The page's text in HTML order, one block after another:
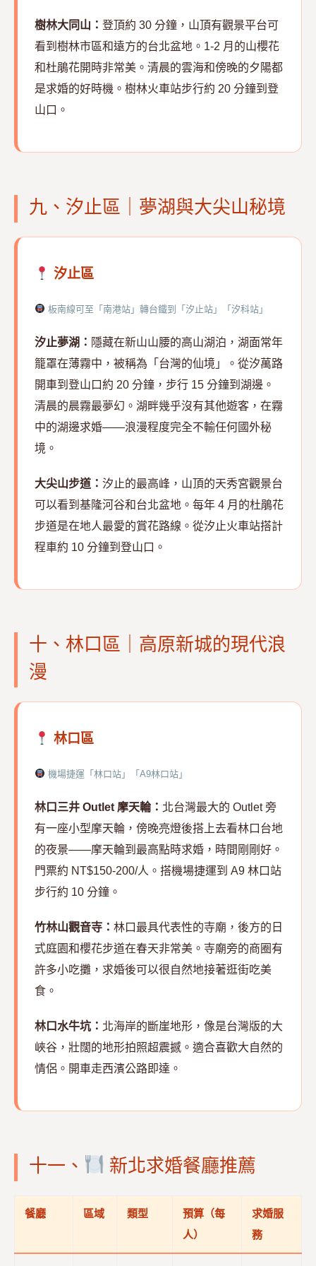
樹林大同山： 登頂約 30 分鐘，山頂有觀景平台可
看到樹林市區和遠方的台北盆地。1-2 月的山櫻花
和杜鵑花開時非常美。清晨的雲海和傍晚的夕陽都
是求婚的好時機。樹林火車站步行約 20 分鐘到登
山口。
九、汐止區｜夢湖與大尖山秘境
汐止區
板南線可至「南港站」轉台鐵到「汐止站」「汐科站」
汐止夢湖： 隱藏在新山山腰的高山湖泊，湖面常年
籠罩在薄霧中，被稱為「台灣的仙境」。從汐萬路
開車到登山口約 20 分鐘，步行 15 分鐘到湖邊。
清晨的晨霧最夢幻。湖畔幾乎沒有其他遊客，在霧
中的湖邊求婚——浪漫程度完全不輸任何國外秘
境。
大尖山步道： 汐止的最高峰，山頂的天秀宮觀景台
可以看到基隆河谷和台北盆地。每年 4 月的杜鵑花
步道是在地人最愛的賞花路線。從汐止火車站搭計
程車約 10 分鐘到登山口。
十、林口區｜高原新城的現代浪
漫
林口區
機場捷運「林口站」「A9林口站」
林口三井 Outlet 摩天輪： 北台灣最大的 Outlet 旁
有一座小型摩天輪，傍晚亮燈後搭上去看林口台地
的夜景——摩天輪到最高點時求婚，時間剛剛好。
門票約 NT$150-200/人。搭機場捷運到 A9 林口站
步行約 10 分鐘。
竹林山觀音寺： 林口最具代表性的寺廟，後方的日
式庭園和櫻花步道在春天非常美。寺廟旁的商圈有
許多小吃攤，求婚後可以很自然地接著逛街吃美
食。
林口水牛坑： 北海岸的斷崖地形，像是台灣版的大
峽谷，壯闊的地形拍照超震撼。適合喜歡大自然的
情侶。開車走西濱公路即達。
十一、 新北求婚餐廳推薦
餐廳 區域 類型
預算（每
人）
求婚服
務